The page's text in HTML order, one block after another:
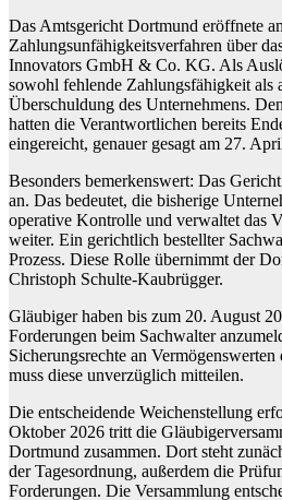
Das Amtsgericht Dortmund eröffnete
Zahlungsunfähigkeitsverfahren über
Innovators GmbH & Co. KG. Als
sowohl fehlende Zahlungsfähigkeit als
Überschuldung des Unternehmens.
hatten die Verantwortlichen bereits
eingereicht, genauer gesagt am 27.
Besonders bemerkenswert: Das
an. Das bedeutet, die bisherige
operative Kontrolle und verwaltet das
weiter. Ein gerichtlich bestellter
Prozess. Diese Rolle übernimmt der
Christoph Schulte-Kaubrügger.
Gläubiger haben bis zum 20. August
Forderungen beim Sachwalter
Sicherungsrechte an Vermögenswerten
muss diese unverzüglich mitteilen.
Die entscheidende Weichenstellung
Oktober 2026 tritt die
Dortmund zusammen. Dort steht
der Tagesordnung, außerdem die
Forderungen. Die Versammlung